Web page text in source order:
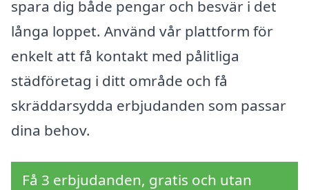
spara dig både pengar och besvär i det
långa loppet. Använd vår plattform för
enkelt att få kontakt med pålitliga
städföretag i ditt område och få
skräddarsydda erbjudanden som passar
dina behov.
Få 3 erbjudanden, gratis och utan